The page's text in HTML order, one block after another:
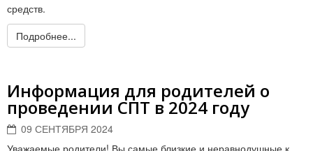
средств.
Подробнее...
Информация для родителей о
проведении СПТ в 2024 году
09 СЕНТЯБРЯ 2024
Уважаемые родители! Вы самые близкие и неравнодушные к